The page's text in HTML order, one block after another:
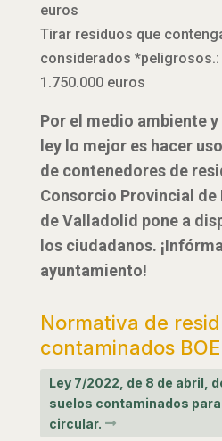
euros
Tirar residuos que
considerados *peligrosos.:
1.750.000 euros
Por el medio ambiente
ley lo mejor es hacer
de contenedores de
Consorcio Provincial
de Valladolid pone a
los ciudadanos.
ayuntamiento!
Normativa de
contaminados BOE
Ley 7/2022, de 8 de abril,
suelos contaminados
circular.